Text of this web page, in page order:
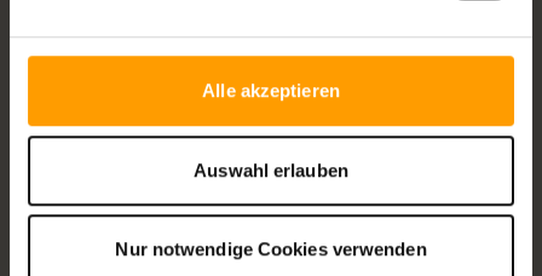
Alle akzeptieren
Auswahl erlauben
Nur notwendige Cookies verwenden
ETI Express Travel International
Bockenheimer Anlage 11
60322 Frankfurt / Main
Beliebte Reiseziele
Ägypten
Makadi Bay
Sharm El Sheikh
Monastir